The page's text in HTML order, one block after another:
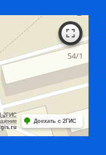
2ГИС
Доехать с 2ГИС